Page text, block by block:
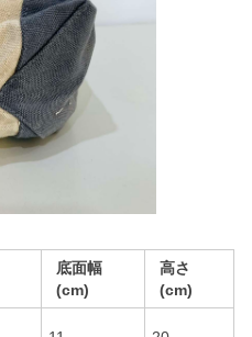
底面幅
(cm)
高さ
(cm)